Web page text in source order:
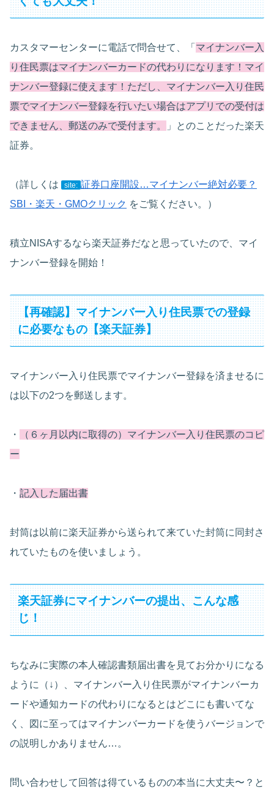
カスタマーセンターに電話で問合せて、「 マイナンバー入
り住民票はマイナンバーカードの代わりになります！マイ
ナンバー登録に使えます！ただし、マイナンバー入り住民
票でマイナンバー登録を行いたい場合はアプリでの受付は
できません、郵送のみで受付ます。
」とのことだった楽天
証券。
（詳しくは site: 証券口座開設…マイナンバー絶対必要？
SBI・楽天・GMOクリック をご覧ください。）
積立NISAするなら楽天証券だなと思っていたので、マイ
ナンバー登録を開始！
【再確認】マイナンバー入り住民票での登録
に必要なもの【楽天証券】
マイナンバー入り住民票でマイナンバー登録を済ませるに
は以下の2つを郵送します。
・
（６ヶ月以内に取得の）マイナンバー入り住民票のコピ
ー
・ 記入した届出書
封筒は以前に楽天証券から送られて来ていた封筒に同封さ
れていたものを使いましょう。
楽天証券にマイナンバーの提出、こんな感
じ！
ちなみに実際の本人確認書類届出書を見てお分かりになる
ように（↓）、マイナンバー入り住民票がマイナンバーカ
ードや通知カードの代わりになるとはどこにも書いてな
く、図に至ってはマイナンバーカードを使うバージョンで
の説明しかありません…。
問い合わせして回答は得ているものの本当に大丈夫〜？と